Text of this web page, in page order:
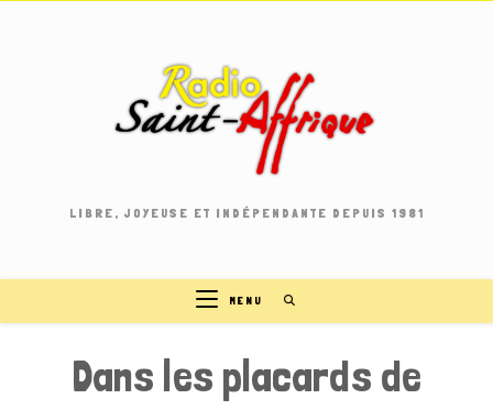
LIBRE, JOYEUSE ET INDÉPENDANTE DEPUIS 1981
MENU
Dans les placards de